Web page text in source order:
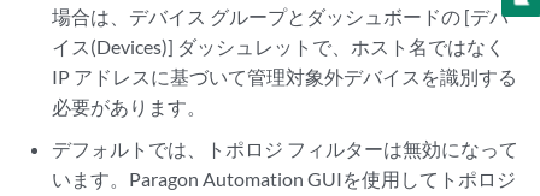
場合は、デバイス グループとダッシュボードの [デバ
イス(Devices)] ダッシュレットで、ホスト名ではなく
IP アドレスに基づいて管理対象外デバイスを識別する
必要があります。
デフォルトでは、トポロジ フィルターは無効になって
います。Paragon Automation GUIを使用してトポロジ